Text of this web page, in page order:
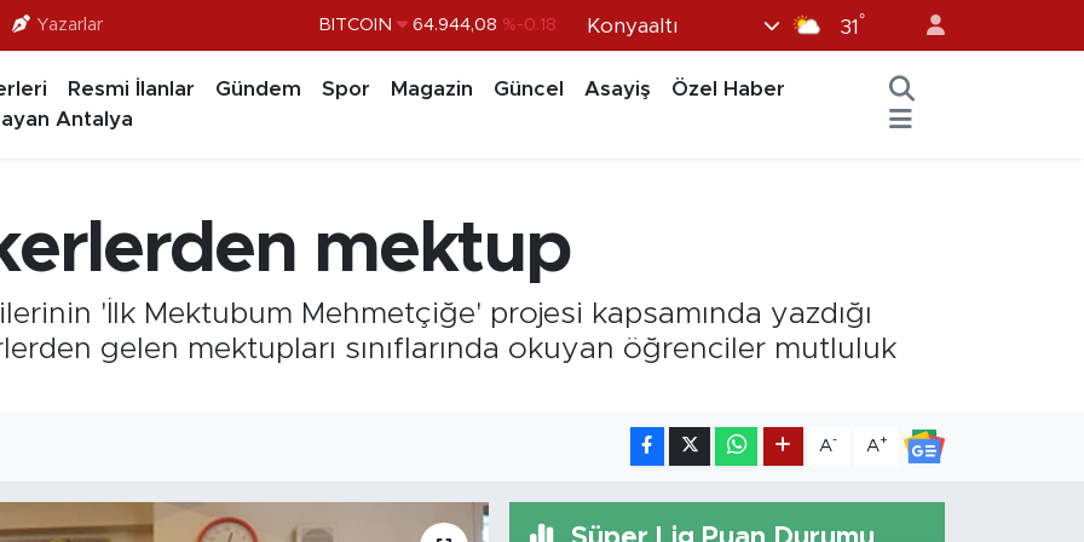
Yazarlar BITCOIN 64.944,08 %-0.18
BİST100 13.779 %-14
Konyaaltı 31 °
Resmi İlanlar Gündem Spor Magazin Güncel Asayiş
Özel Haber
Antalya
mektup
'İlk Mektubum Mehmetçiğe' projesi kapsamında yazdığı
gelen mektupları sınıflarında okuyan öğrenciler mutluluk
A- A+